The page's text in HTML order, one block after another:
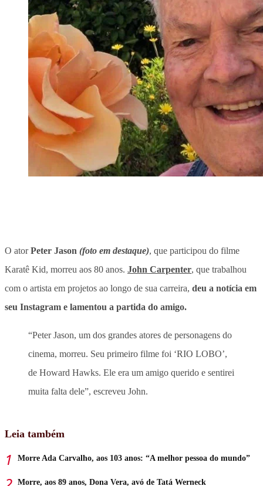
O atorPeter Jason (foto em destaque), que participou do filme
Karatê Kid, morreu aos 80 anos. John Carpenter, que trabalhou
com o artista em projetos ao longo de sua carreira, deu a notícia em
seu Instagram e lamentou a partida do amigo.
“Peter Jason, um dos grandes atores de personagens do
cinema, morreu. Seu primeiro filme foi ‘RIO LOBO’,
de Howard Hawks. Ele era um amigo querido e sentirei
muita falta dele”, escreveu John.
Leia também
Morre Ada Carvalho, aos 103 anos: “A melhor pessoa do mundo”
Morre, aos 89 anos, Dona Vera, avó de Tatá Werneck